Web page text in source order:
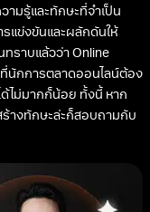
ามรู้และทักษะที่จำเป็น
แข่งขันและผลักดันให้
ทราบแล้วว่า Online
นักการตลาดออนไลน์ต้อง
ไม่มากก็น้อย ทั้งนี้ หาก
ร้างทักษะล่ะก็สอบถามกับ